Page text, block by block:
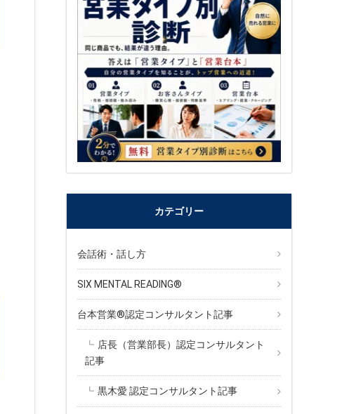
カテゴリー
会話術・話し方
SIX MENTAL READING®︎
台本営業®︎認定コンサルタント記事
店長（営業部長）認定コンサルタント
記事
黒木愛 認定コンサルタント記事